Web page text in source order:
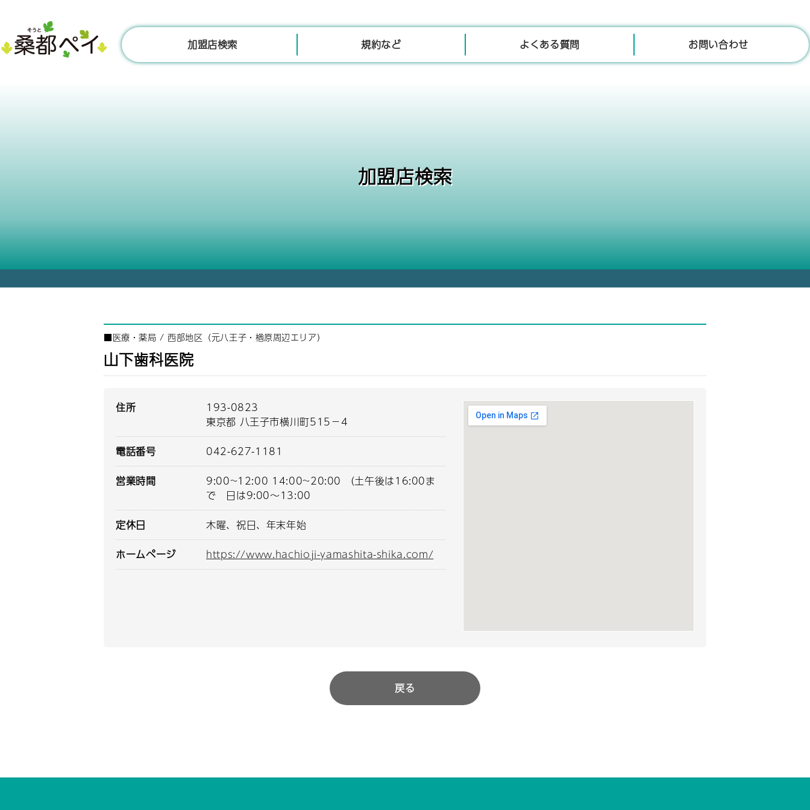
ン
加盟店検索 規約など よくある質問 お問い合わせ
加盟店検索
■医療・薬局 /西部地区（元八王子・楢原周辺エリア）
山下歯科医院
住所
193-0823
東京都 八王子市横川町515－4
電話番号
042-627-1181
営業時間
9:00~12:00 14:00~20:00 （土午後は16:00ま
で 日は9:00～13:00
定休日
木曜、祝日、年末年始
ホームページ
https://www.hachioji-yamashita-shika.com/
戻る